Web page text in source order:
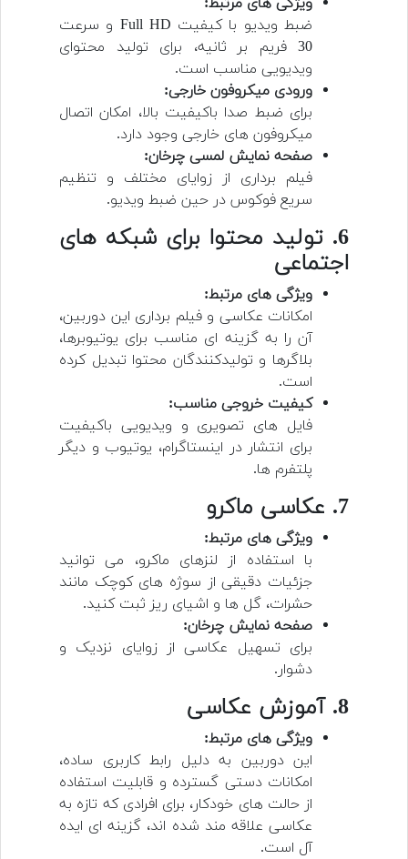
ضبط ویدیو با کیفیت Full HD و سرعت
30 فریم بر ثانیه، برای تولید محتوای
ویدیویی مناسب است.
ورودی میکروفون خارجی:
برای ضبط صدا باکیفیت بالا، امکان اتصال
میکروفون های خارجی وجود دارد.
صفحه نمایش لمسی چرخان:
فیلم برداری از زوایای مختلف و تنظیم
سریع فوکوس در حین ضبط ویدیو.
6. تولید محتوا برای شبکه های
اجتماعی
ویژگی های مرتبط:
امکانات عکاسی و فیلم برداری این دوربین،
آن را به گزینه ای مناسب برای یوتیوبرها،
بلاگرها و تولیدکنندگان محتوا تبدیل کرده
است.
کیفیت خروجی مناسب:
فایل های تصویری و ویدیویی باکیفیت
برای انتشار در اینستاگرام، یوتیوب و دیگر
پلتفرم ها.
7. عکاسی ماکرو
ویژگی های مرتبط:
با استفاده از لنزهای ماکرو، می توانید
جزئیات دقیقی از سوژه های کوچک مانند
حشرات، گل ها و اشیای ریز ثبت کنید.
صفحه نمایش چرخان:
برای تسهیل عکاسی از زوایای نزدیک و
دشوار.
8. آموزش عکاسی
ویژگی های مرتبط:
این دوربین به دلیل رابط کاربری ساده،
امکانات دستی گسترده و قابلیت استفاده
از حالت های خودکار، برای افرادی که تازه به
عکاسی علاقه مند شده اند، گزینه ای ایده
آل است.